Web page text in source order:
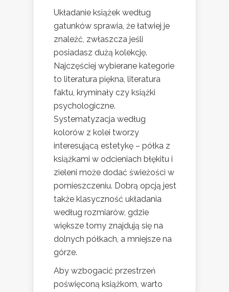
Układanie książek według
gatunków sprawia, że łatwiej je
znaleźć, zwłaszcza jeśli
posiadasz dużą kolekcję.
Najczęściej wybierane kategorie
to literatura piękna, literatura
faktu, kryminały czy książki
psychologiczne.
Systematyzacja według
kolorów z kolei tworzy
interesującą estetykę – półka z
książkami w odcieniach błękitu i
zieleni może dodać świeżości w
pomieszczeniu. Dobrą opcją jest
także klasyczność układania
według rozmiarów, gdzie
większe tomy znajdują się na
dolnych półkach, a mniejsze na
górze.
Aby wzbogacić przestrzeń
poświęconą książkom, warto